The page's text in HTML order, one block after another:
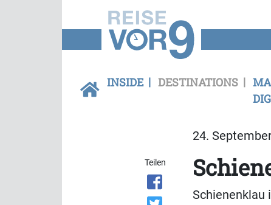
INSIDE DESTINATIONS
24.
Teilen
Schienenklau